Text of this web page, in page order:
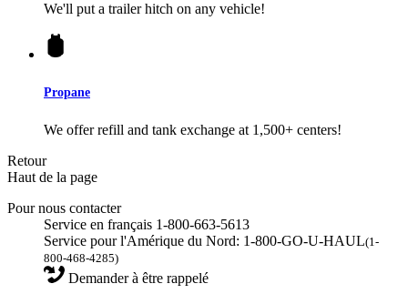
We'll put a trailer hitch on any vehicle!
Propane
We offer refill and tank exchange at 1,500+ centers!
Retour
Haut de la page
Pour nous contacter
Service en français 1-800-663-5613
Service pour l'Amérique du Nord: 1-800-GO-U-HAUL(1-
800-468-4285)
Demander à être rappelé